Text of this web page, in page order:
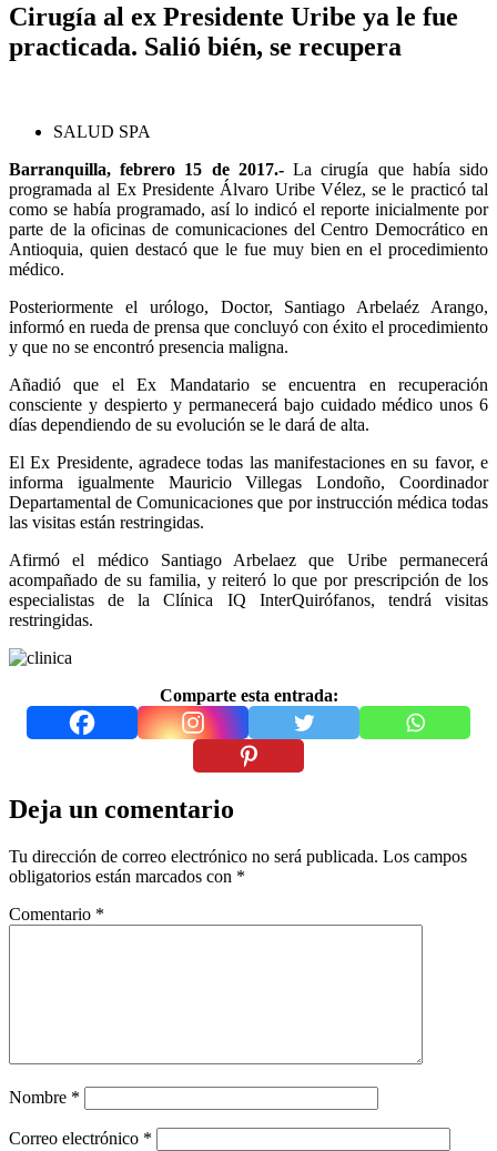
Cirugía al ex Presidente Uribe ya le fue
practicada. Salió bién, se recupera
SALUD SPA
Barranquilla, febrero 15 de 2017.-La cirugía que había sido
programada al Ex Presidente Álvaro Uribe Vélez, se le practicó tal
como se había programado, así lo indicó el reporte inicialmente por
parte de la oficinas de comunicaciones del Centro Democrático en
Antioquia, quien destacó que le fue muy bien en el procedimiento
médico.
Posteriormente el urólogo, Doctor, Santiago Arbelaéz Arango,
informó en rueda de prensa que concluyó con éxito el procedimiento
y que no se encontró presencia maligna.
Añadió que el Ex Mandatario se encuentra en recuperación
consciente y despierto y permanecerá bajo cuidado médico unos 6
días dependiendo de su evolución se le dará de alta.
El Ex Presidente, agradece todas las manifestaciones en su favor, e
informa igualmente Mauricio Villegas Londoño, Coordinador
Departamental de Comunicaciones que por instrucción médica todas
las visitas están restringidas.
Afirmó el médico Santiago Arbelaez que Uribe permanecerá
acompañado de su familia, y reiteró lo que por prescripción de los
especialistas de la Clínica IQ InterQuirófanos, tendrá visitas
restringidas.
Comparte esta entrada:
Deja un comentario
Tu dirección de correo electrónico no será publicada. Los campos
obligatorios están marcados con *
Comentario *
Nombre *
Correo electrónico *